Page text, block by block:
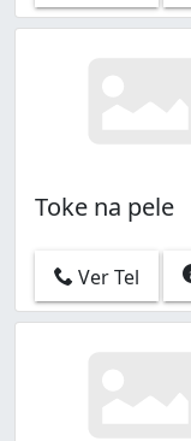
Toke na pele
Ver Tel